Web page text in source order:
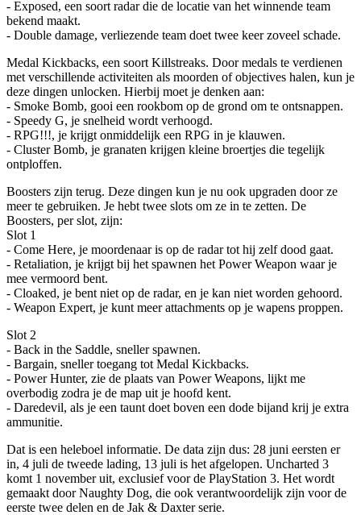
- Exposed, een soort radar die de locatie van het winnende team
bekend maakt.
- Double damage, verliezende team doet twee keer zoveel schade.
Medal Kickbacks, een soort Killstreaks. Door medals te verdienen
met verschillende activiteiten als moorden of objectives halen, kun je
deze dingen unlocken. Hierbij moet je denken aan:
- Smoke Bomb, gooi een rookbom op de grond om te ontsnappen.
- Speedy G, je snelheid wordt verhoogd.
- RPG!!!, je krijgt onmiddelijk een RPG in je klauwen.
- Cluster Bomb, je granaten krijgen kleine broertjes die tegelijk
ontploffen.
Boosters zijn terug. Deze dingen kun je nu ook upgraden door ze
meer te gebruiken. Je hebt twee slots om ze in te zetten. De
Boosters, per slot, zijn:
Slot 1
- Come Here, je moordenaar is op de radar tot hij zelf dood gaat.
- Retaliation, je krijgt bij het spawnen het Power Weapon waar je
mee vermoord bent.
- Cloaked, je bent niet op de radar, en je kan niet worden gehoord.
- Weapon Expert, je kunt meer attachments op je wapens proppen.
Slot 2
- Back in the Saddle, sneller spawnen.
- Bargain, sneller toegang tot Medal Kickbacks.
- Power Hunter, zie de plaats van Power Weapons, lijkt me
overbodig zodra je de map uit je hoofd kent.
- Daredevil, als je een taunt doet boven een dode bijand krij je extra
ammunitie.
Dat is een heleboel informatie. De data zijn dus: 28 juni eersten er
in, 4 juli de tweede lading, 13 juli is het afgelopen. Uncharted 3
komt 1 november uit, exclusief voor de PlayStation 3. Het wordt
gemaakt door Naughty Dog, die ook verantwoordelijk zijn voor de
eerste twee delen en de Jak & Daxter serie.